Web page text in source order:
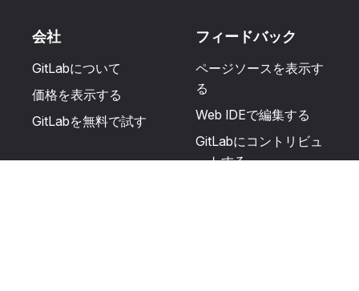
会社
GitLabについて
価格を表示する
GitLabを無料で試す
フィードバック
ページソースを表示す
る
Web IDEで編集する
GitLabにコントリビュ
ートする